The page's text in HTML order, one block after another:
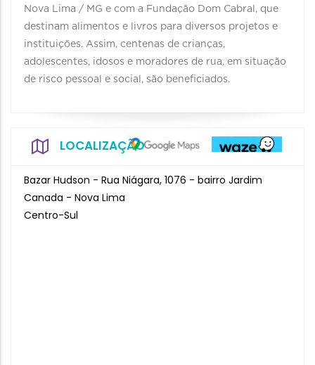
Nova Lima / MG e com a Fundação Dom Cabral, que
destinam alimentos e livros para diversos projetos e
instituições. Assim, centenas de crianças,
adolescentes, idosos e moradores de rua, em situação
de risco pessoal e social, são beneficiados.
LOCALIZAÇÃO
Bazar Hudson - Rua Niágara, 1076 - bairro Jardim
Canada - Nova Lima
Centro-Sul